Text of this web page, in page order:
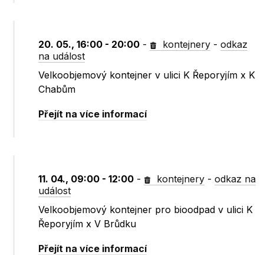
20. 05., 16:00 - 20:00 - kontejnery -odkaz
na událost
Velkoobjemový kontejner v ulici K Řeporyjím x K
Chabům
Přejít na více informací
11. 04., 09:00 - 12:00 - kontejnery -odkaz na
událost
Velkoobjemový kontejner pro bioodpad v ulici K
Řeporyjím x V Brůdku
Přejít na více informací